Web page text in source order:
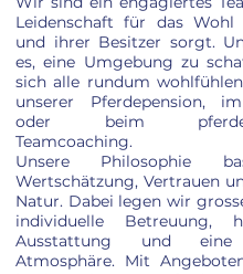
Leidenschaft für das Wohl
und ihrer Besitzer sorgt.
es, eine Umgebung zu
sich alle rundum
unserer Pferdepension,
oder beim
Teamcoaching.
Unsere Philosophie
Wertschätzung, Vertrauen
Natur. Dabei legen wir
individuelle Betreuung,
Ausstattung und eine
Atmosphäre. Mit